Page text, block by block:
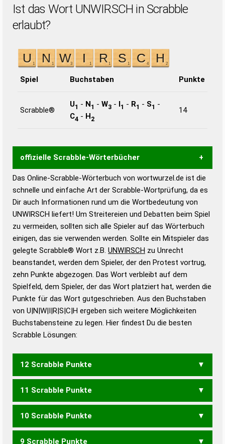
Ist das Wort UNWIRSCH in Scrabble
erlaubt?
Spiel Buchstaben Punkte
Scrabble®
U1 - N1 - W3 - I1 - R1 - S1 -
C4 - H2
14
offizielle Scrabble-Wörterbücher
Wortwurzel liefert mit Hilfe eines semantischen
Wortanalyse-Algorithmus gute Anhaltspunkte zu
Wortbedeutung, Worttrennung und Wortform, um die
Gültigkeit eines Wortes für das Scrabble-Spiel zu
bestimmen!
zugelassene Turnier Scrabble-
Wörterbücher sind:
Duden – Standardwerk in 12 Bänden
Duden – Richtiges und gutes
Deutsch
Duden – Die deutsche Grammatik
Duden – Deutsches
Das Online-Scrabble-Wörterbuch von wortwurzel.de ist die
schnelle und einfache Art der Scrabble-Wortprüfung, da es
Dir auch Informationen rund um die Wortbedeutung von
UNWIRSCH liefert! Um Streitereien und Debatten beim Spiel
zu vermeiden, sollten sich alle Spieler auf das Wörterbuch
einigen, das sie verwenden werden. Sollte ein Mitspieler das
gelegte Scrabble® Wort z.B. UNWIRSCH zu Unrecht
beanstandet, werden dem Spieler, der den Protest vortrug,
zehn Punkte abgezogen. Das Wort verbleibt auf dem
Spielfeld, dem Spieler, der das Wort platziert hat, werden die
Punkte für das Wort gutgeschrieben. Aus den Buchstaben
von U|N|W|I|R|S|C|H ergeben sich weitere Möglichkeiten
Buchstabensteine zu legen. Hier findest Du die besten
Scrabble Lösungen:
12 Scrabble Punkte
SCHWUR WINSCH WUNSCH
11 Scrabble Punkte
WICHS WISCH WUCHS
10 Scrabble Punkte
9 Scrabble Punkte